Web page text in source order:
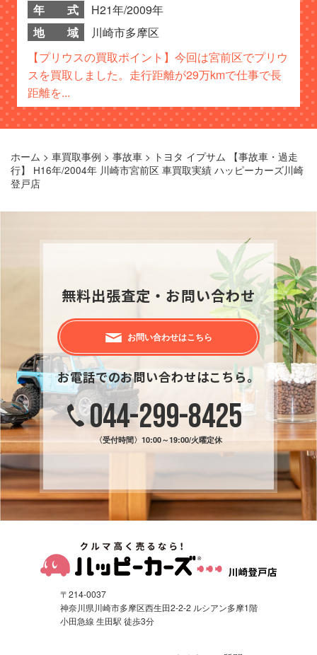
年 式
H21年/2009年
地 域
川崎市多摩区
【プリウスの買取ポイント】今回は宮前区でプリウ
スを買取しました。走行距離が29万kmで仕事で長
距離を...
ホーム > 車買取事例 > 事故車 > トヨタ イプサム 【事故車・過走
行】 H16年/2004年 川崎市宮前区 車買取実績 ハッピーカーズ川崎
登戸店
無料出張査定・お問い合わせ
お問い合わせはこちら
お電話でのお問い合わせはこちら。
044-299-8425
〈受付時間〉 10:00～19:00/火曜定休
〒214-0037
神奈川県川崎市多摩区西生田2-2-2 ルシアン多摩1階
小田急線 生田駅 徒歩3分